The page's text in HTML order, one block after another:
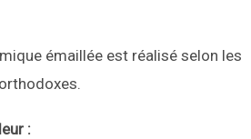
émaillée est réalisé selon les
: